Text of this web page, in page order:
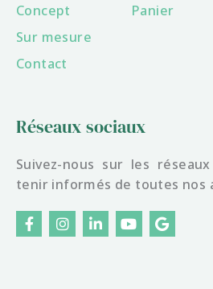
Concept
Sur mesure
Contact
Panier
Réseaux sociaux
Suivez-nous sur les
tenir informés de toutes nos
F
a
I
n
L
i
Y
o
G
o